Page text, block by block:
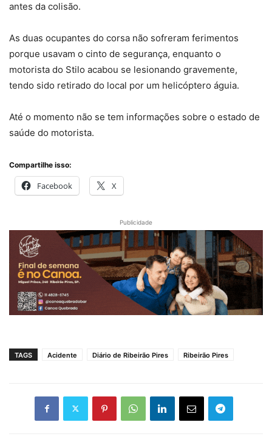
antes da colisão.
As duas ocupantes do corsa não sofreram ferimentos
porque usavam o cinto de segurança, enquanto o
motorista do Stilo acabou se lesionando gravemente,
tendo sido retirado do local por um helicóptero águia.
Até o momento não se tem informações sobre o estado de
saúde do motorista.
Compartilhe isso:
Facebook X
Publicidade
TAGS Acidente Diário de Ribeirão Pires Ribeirão Pires